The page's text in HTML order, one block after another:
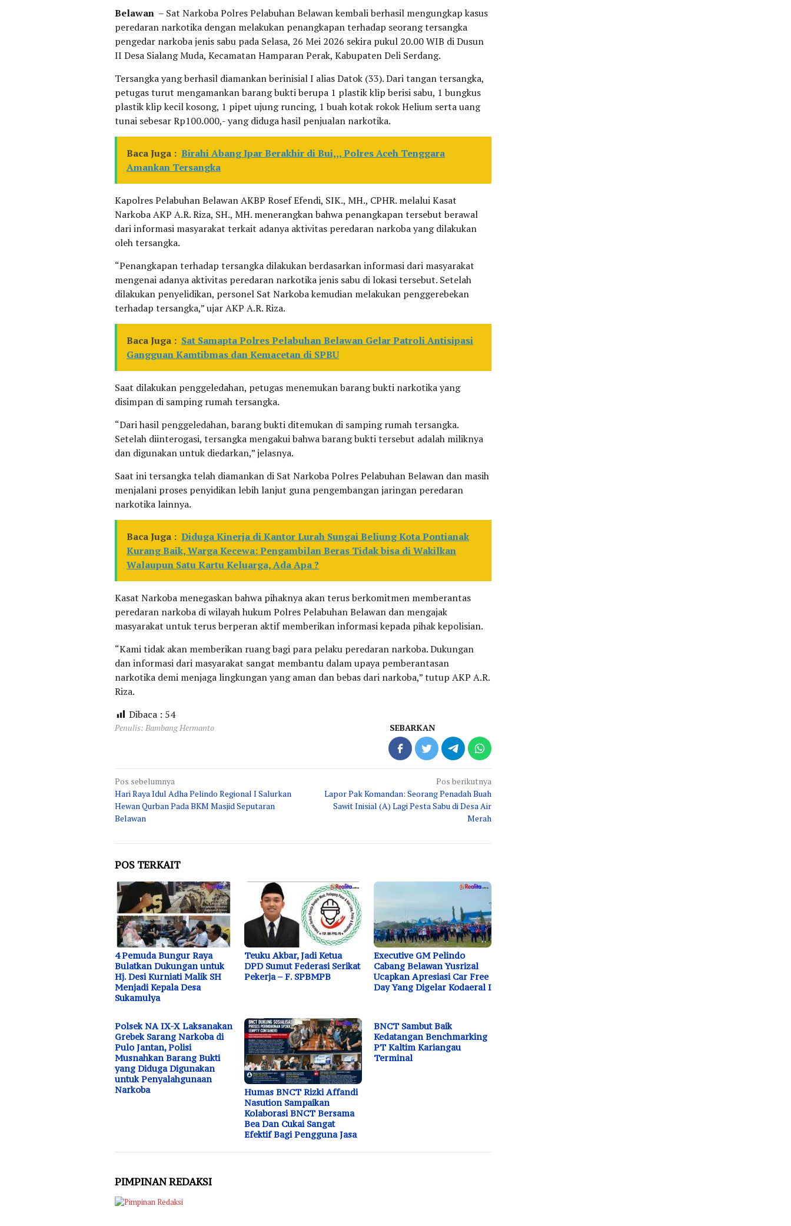
Belawan – Sat Narkoba Polres Pelabuhan Belawan kembali berhasil mengungkap kasus
peredaran narkotika dengan melakukan penangkapan terhadap seorang tersangka
pengedar narkoba jenis sabu pada Selasa, 26 Mei 2026 sekira pukul 20.00 WIB di Dusun
II Desa Sialang Muda, Kecamatan Hamparan Perak, Kabupaten Deli Serdang.
Tersangka yang berhasil diamankan berinisial I alias Datok (33). Dari tangan tersangka,
petugas turut mengamankan barang bukti berupa 1 plastik klip berisi sabu, 1 bungkus
plastik klip kecil kosong, 1 pipet ujung runcing, 1 buah kotak rokok Helium serta uang
tunai sebesar Rp100.000,- yang diduga hasil penjualan narkotika.
Baca Juga : Birahi Abang Ipar Berakhir di Bui,,, Polres Aceh Tenggara
Amankan Tersangka
Kapolres Pelabuhan Belawan AKBP Rosef Efendi, SIK., MH., CPHR. melalui Kasat
Narkoba AKP A.R. Riza, SH., MH. menerangkan bahwa penangkapan tersebut berawal
dari informasi masyarakat terkait adanya aktivitas peredaran narkoba yang dilakukan
oleh tersangka.
“Penangkapan terhadap tersangka dilakukan berdasarkan informasi dari masyarakat
mengenai adanya aktivitas peredaran narkotika jenis sabu di lokasi tersebut. Setelah
dilakukan penyelidikan, personel Sat Narkoba kemudian melakukan penggerebekan
terhadap tersangka,” ujar AKP A.R. Riza.
Baca Juga : Sat Samapta Polres Pelabuhan Belawan Gelar Patroli Antisipasi
Gangguan Kamtibmas dan Kemacetan di SPBU
Saat dilakukan penggeledahan, petugas menemukan barang bukti narkotika yang
disimpan di samping rumah tersangka.
“Dari hasil penggeledahan, barang bukti ditemukan di samping rumah tersangka.
Setelah diinterogasi, tersangka mengakui bahwa barang bukti tersebut adalah miliknya
dan digunakan untuk diedarkan,” jelasnya.
Saat ini tersangka telah diamankan di Sat Narkoba Polres Pelabuhan Belawan dan masih
menjalani proses penyidikan lebih lanjut guna pengembangan jaringan peredaran
narkotika lainnya.
Baca Juga : Diduga Kinerja di Kantor Lurah Sungai Beliung Kota Pontianak
Kurang Baik, Warga Kecewa: Pengambilan Beras Tidak bisa di Wakilkan
Walaupun Satu Kartu Keluarga, Ada Apa ?
Kasat Narkoba menegaskan bahwa pihaknya akan terus berkomitmen memberantas
peredaran narkoba di wilayah hukum Polres Pelabuhan Belawan dan mengajak
masyarakat untuk terus berperan aktif memberikan informasi kepada pihak kepolisian.
“Kami tidak akan memberikan ruang bagi para pelaku peredaran narkoba. Dukungan
dan informasi dari masyarakat sangat membantu dalam upaya pemberantasan
narkotika demi menjaga lingkungan yang aman dan bebas dari narkoba,” tutup AKP A.R.
Riza.
Dibaca : 54
Penulis: Bambang Hermanto SEBARKAN
Navigasi
pos
Pos sebelumnya
Hari Raya Idul Adha Pelindo Regional I Salurkan
Hewan Qurban Pada BKM Masjid Seputaran
Belawan
Pos berikutnya
Lapor Pak Komandan: Seorang Penadah Buah
Sawit Inisial (A) Lagi Pesta Sabu di Desa Air
Merah
POS TERKAIT
4 Pemuda Bungur Raya
Bulatkan Dukungan untuk
Hj. Desi Kurniati Malik SH
Menjadi Kepala Desa
Sukamulya
Teuku Akbar, Jadi Ketua
DPD Sumut Federasi Serikat
Pekerja – F. SPBMPB
Executive GM Pelindo
Cabang Belawan Yusrizal
Ucapkan Apresiasi Car Free
Day Yang Digelar Kodaeral I
Polsek NA IX-X Laksanakan
Grebek Sarang Narkoba di
Pulo Jantan, Polisi
Musnahkan Barang Bukti
yang Diduga Digunakan
untuk Penyalahgunaan
Narkoba
Humas BNCT Rizki Affandi
Nasution Sampaikan
Kolaborasi BNCT Bersama
Bea Dan Cukai Sangat
Efektif Bagi Pengguna Jasa
BNCT Sambut Baik
Kedatangan Benchmarking
PT Kaltim Kariangau
Terminal
PIMPINAN REDAKSI